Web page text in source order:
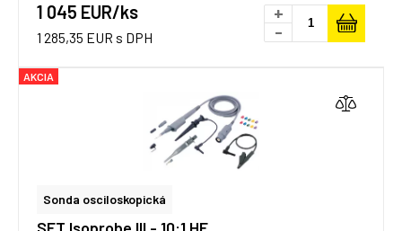
1 045 EUR/ks
1 285,35 EUR s DPH
+
-
Sonda osciloskopická
AKCIA